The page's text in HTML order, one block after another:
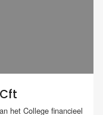
het College financieel